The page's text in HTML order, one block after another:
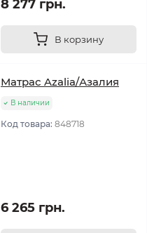
8 277 грн.
В корзину
Матрас Azalia/Азалия
В наличии
Код товара: 848718
6 265 грн.